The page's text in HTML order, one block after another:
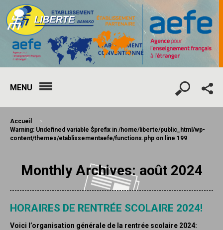
MENU
Accueil
>
Warning: Undefined variable $prefix in /home/liberte/public_html/wp-
content/themes/etablissementaefe/functions.php on line 199
Monthly Archives: août 2024
HORAIRES DE RENTRÉE SCOLAIRE 2024!
Voici l’organisation générale de la rentrée scolaire 2024: